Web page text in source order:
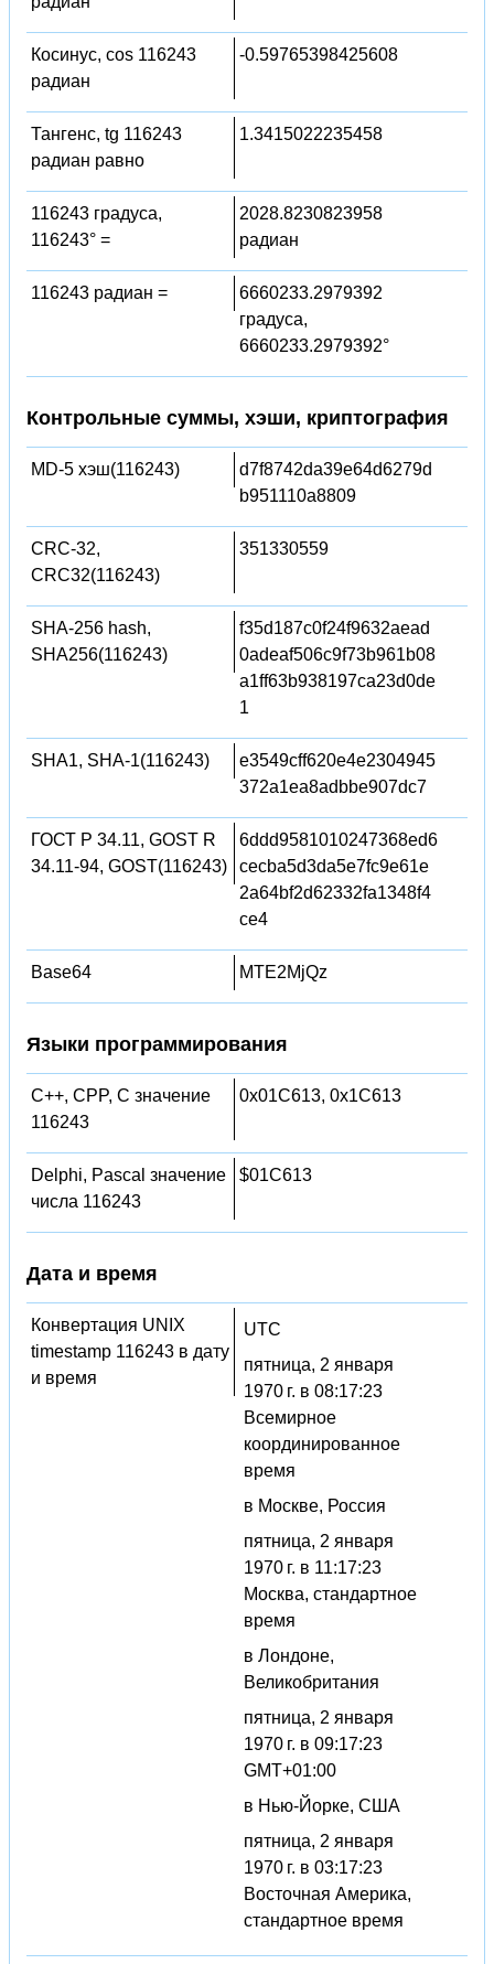
Косинус, cos 116243
радиан
-0.59765398425608
Тангенс, tg 116243
радиан равно
1.3415022235458
116243 градуса,
116243° =
2028.8230823958
радиан
116243 радиан =
6660233.2979392
градуса,
6660233.2979392°
Контрольные суммы, хэши, криптография
MD-5 хэш(116243)
d7f8742da39e64d6279d
b951110a8809
CRC-32,
CRC32(116243)
351330559
SHA-256 hash,
SHA256(116243)
f35d187c0f24f9632aead
0adeaf506c9f73b961b08
a1ff63b938197ca23d0de
1
SHA1, SHA-1(116243)
e3549cff620e4e2304945
372a1ea8adbbe907dc7
ГОСТ Р 34.11, GOST R
34.11-94, GOST(116243)
6ddd9581010247368ed6
cecba5d3da5e7fc9e61e
2a64bf2d62332fa1348f4
ce4
Base64 MTE2MjQz
Языки программирования
C++, CPP, C значение
116243
0x01C613, 0x1C613
Delphi, Pascal значение
числа 116243
$01C613
Дата и время
Конвертация UNIX
timestamp 116243 в дату
и время
UTC
пятница, 2 января
1970 г. в 08:17:23
Всемирное
координированное
время
в Москве, Россия
пятница, 2 января
1970 г. в 11:17:23
Москва, стандартное
время
в Лондоне,
Великобритания
пятница, 2 января
1970 г. в 09:17:23
GMT+01:00
в Нью-Йорке, США
пятница, 2 января
1970 г. в 03:17:23
Восточная Америка,
стандартное время